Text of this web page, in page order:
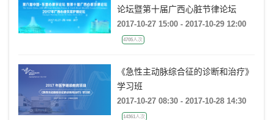
论坛暨第十届广西心脏节律论坛
2017-10-27 15:00 - 2017-10-29 12:00
4705人次
《急性主动脉综合征的诊断和治疗》
学习班
2017-10-27 08:30 - 2017-10-28 14:30
14361人次